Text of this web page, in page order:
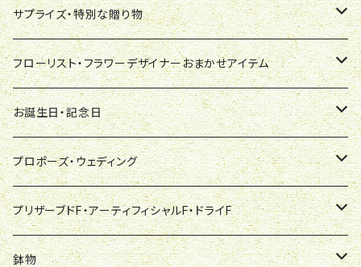
オールラウンド
おまかせ
スタンダード花束
ブーケ風花束
スタンディングブーケ
その他・おまかせ
蘭鉢
胡蝶蘭
シンビジューム
その他の蘭
観葉植物
ミニ観葉（テーブルサイズ）
中鉢（7号～8号）
大鉢（9号～10号以上）
その他
プリザーブドフラワー
ハーバリューム
スタンド花
1段仕立て
2段仕立
ワンサイド
ペット用
花束
スタンダード花束
ブーケ風花束
スタンディングブーケ
その他
プリザーブドフラワー
蘭鉢
胡蝶蘭
シンビジュウム
その他の蘭
切花
生花スタンド
ご葬儀生花1段
喪中はがき届いたら
胡蝶蘭
観葉植物
生花スタンド
御祝
御供
お悔み・お供
葬儀用生花・内花（枕花）
胡蝶蘭
御祝・式典
式典花
退職・送別
サプライズ・特別な贈り物
デザイナーズアレンジ
オーダーメード予約注文
デザイナーオリジナル商品
デザイナーズブーケ
オーダーメード予約注文
デザイナーオリジナル商品
デザイナーズプリザーブドフラワー
オーダーメード予約注文
デザイナーオリジナル商品
デザイナーズアーティフィシルフラワー
オーダーメード予約注文
デザイナーズハーバリューム
フローリスト・フラワーデザイナーおまかせアイテム
花束[フローリスト・フラワーデザイナーおまかせ]
ブーケ風[フローリストおまかせ]
スタンダード[フローリストおまかせ]
アレンジメント[フローリスト・フラワーデザイナーおまかせ]
ワンサイド[フローリストおまかせ]
オールラウンド[フローリストおまかせ]
プリザーブドフラワー[フローリストおまかせ]
ワンサイド[フローリストおまかせ]
ハーバリューム［フローリストおまかせ］
お誕生日・記念日
アレンジメント
ワンサイド
オールラウンド
花束
ワンサイド（贈呈用）
鉢物
プロポーズ・ウェディング
ウェディングブーケ
ウェディング・チャペル用
赤薔薇の花束
プリザーブドF・アーティフィシャルF・ドライF
プリザーブドFアレンジ
鉢物